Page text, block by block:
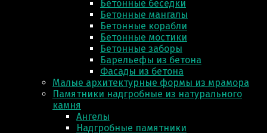
Бетонные беседки
Бетонные мангалы
Бетонные корабли
Бетонные мостики
Бетонные заборы
Барельефы из бетона
Фасады из бетона
Малые архитектурные формы из мрамора
Памятники надгробные из натурального
камня
Ангелы
Надгробные памятники